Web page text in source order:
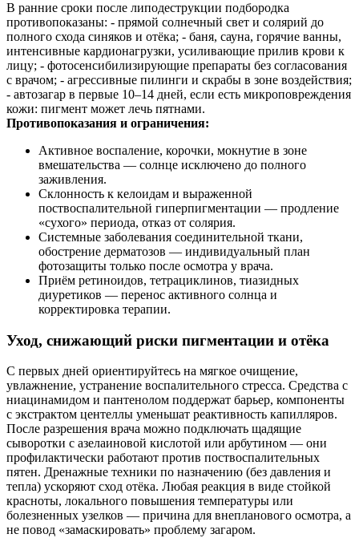
В ранние сроки после липодеструкции подбородка
противопоказаны: - прямой солнечный свет и солярий до
полного схода синяков и отёка; - баня, сауна, горячие ванны,
интенсивные кардионагрузки, усиливающие прилив крови к
лицу; - фотосенсибилизирующие препараты без согласования
с врачом; - агрессивные пилинги и скрабы в зоне воздействия;
- автозагар в первые 10–14 дней, если есть микроповреждения
кожи: пигмент может лечь пятнами.
Противопоказания и ограничения:
Активное воспаление, корочки, мокнутие в зоне
вмешательства — солнце исключено до полного
заживления.
Склонность к келоидам и выраженной
поствоспалительной гиперпигментации — продление
«сухого» периода, отказ от солярия.
Системные заболевания соединительной ткани,
обострение дерматозов — индивидуальный план
фотозащиты только после осмотра у врача.
Приём ретиноидов, тетрациклинов, тиазидных
диуретиков — перенос активного солнца и
корректировка терапии.
Уход, снижающий риски пигментации и отёка
С первых дней ориентируйтесь на мягкое очищение,
увлажнение, устранение воспалительного стресса. Средства с
ниацинамидом и пантенолом поддержат барьер, компоненты
с экстрактом центеллы уменьшат реактивность капилляров.
После разрешения врача можно подключать щадящие
сыворотки с азелаиновой кислотой или арбутином — они
профилактически работают против поствоспалительных
пятен. Дренажные техники по назначению (без давления и
тепла) ускоряют сход отёка. Любая реакция в виде стойкой
красноты, локального повышения температуры или
болезненных узелков — причина для внепланового осмотра, а
не повод «замаскировать» проблему загаром.